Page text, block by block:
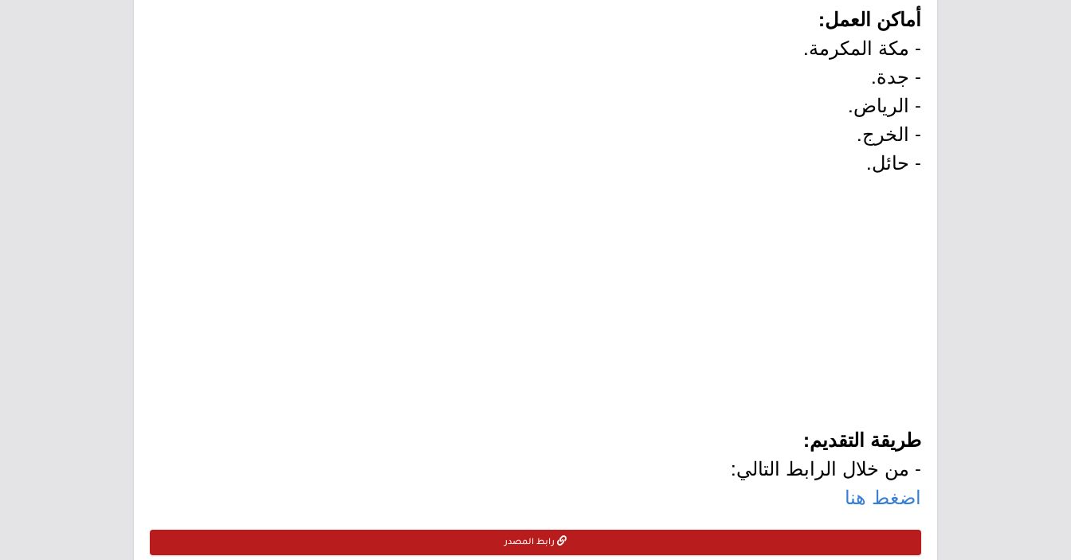
أماكن العمل:
- مكة المكرمة.
- جدة.
- الرياض.
- الخرج.
- حائل.
طريقة التقديم:
- من خلال الرابط التالي:
اضغط هنا
رابط المصدر